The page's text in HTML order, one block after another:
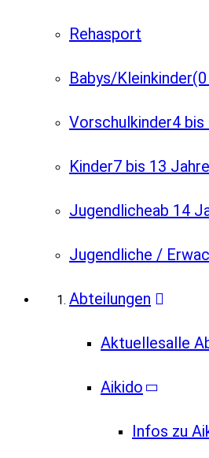
Rehasport
Babys/Kleinkinder
Vorschulkinder4 bis
Kinder7 bis 13 Jahre
Jugendlicheab 14
Jugendliche /
Abteilungen
Aktuellesalle
Aikido
Infos zu